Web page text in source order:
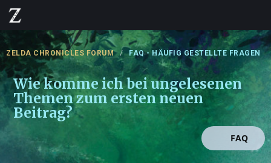
ZELDA CHRONICLES FORUM FAQ - HÄUFIG GESTELLTE FRAGEN
Wie komme ich bei ungelesenen
Themen zum ersten neuen
Beitrag?
FAQ